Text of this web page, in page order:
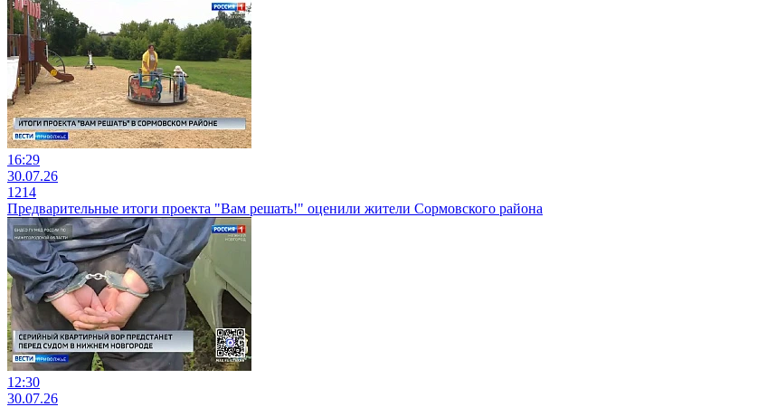
16:29
30.07.26
1214
Предварительные итоги проекта "Вам решать!" оценили жители Сормовского района
12:30
30.07.26